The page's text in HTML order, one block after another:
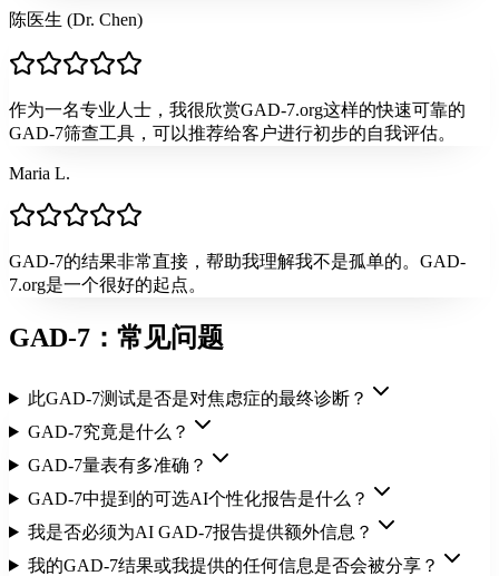
陈医生 (Dr. Chen)
作为一名专业人士，我很欣赏GAD-7.org这样的快速可靠的
GAD-7筛查工具，可以推荐给客户进行初步的自我评估。
Maria L.
GAD-7的结果非常直接，帮助我理解我不是孤单的。GAD-
7.org是一个很好的起点。
GAD-7：常见问题
此GAD-7测试是否是对焦虑症的最终诊断？
GAD-7究竟是什么？
GAD-7量表有多准确？
GAD-7中提到的可选AI个性化报告是什么？
我是否必须为AI GAD-7报告提供额外信息？
我的GAD-7结果或我提供的任何信息是否会被分享？